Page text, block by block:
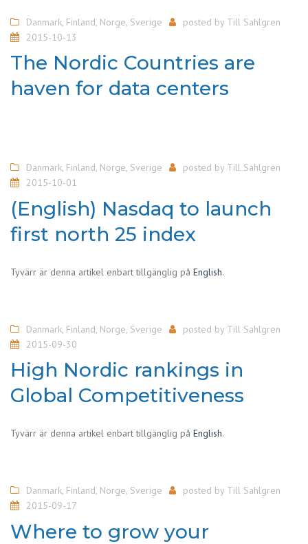
Danmark Finland Norge Sverige posted by Till Sahlgren
2015-10-13
The Nordic Countries are
haven for data centers
Danmark, Finland, Norge, Sverige posted by Till Sahlgren
2015-10-01
(English) Nasdaq to launch
first north 25 index
Tyvärr är denna artikel enbart tillgänglig på English.
Danmark Finland Norge Sverige posted by Till Sahlgren
2015-09-30
High Nordic rankings in
Global Competitiveness
Tyvärr är denna artikel enbart tillgänglig på English.
Danmark, Finland, Norge, Sverige posted by Till Sahlgren
2015-09-17
Where to grow your